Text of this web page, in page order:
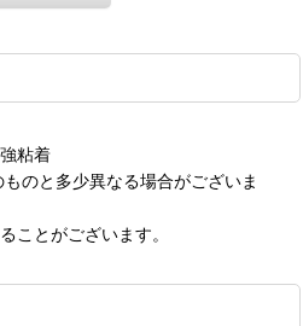
粘着
のと多少異なる場合がございま
ことがございます。